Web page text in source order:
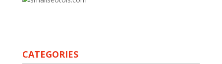
CATEGORIES